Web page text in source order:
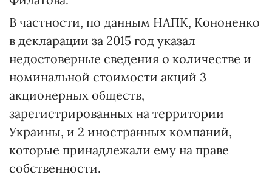
В частности, по данным НАПК, Кононенко
в декларации за 2015 год указал
недостоверные сведения о количестве и
номинальной стоимости акций 3
акционерных обществ,
зарегистрированных на территории
Украины, и 2 иностранных компаний,
которые принадлежали ему на праве
собственности.